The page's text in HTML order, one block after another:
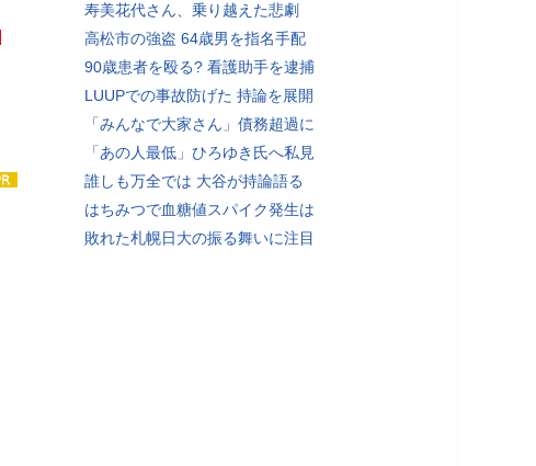
寿美花代さん、乗り越えた悲劇
高松市の強盗 64歳男を指名手配
90歳患者を殴る? 看護助手を逮捕
LUUPでの事故防げた 持論を展開
「みんなで大家さん」債務超過に
「あの人最低」ひろゆき氏へ私見
誰しも万全では 大谷が持論語る
はちみつで血糖値スパイク発生は
敗れた札幌日大の振る舞いに注目